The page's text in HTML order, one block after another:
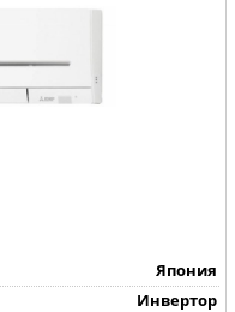
Япония
Инвертор